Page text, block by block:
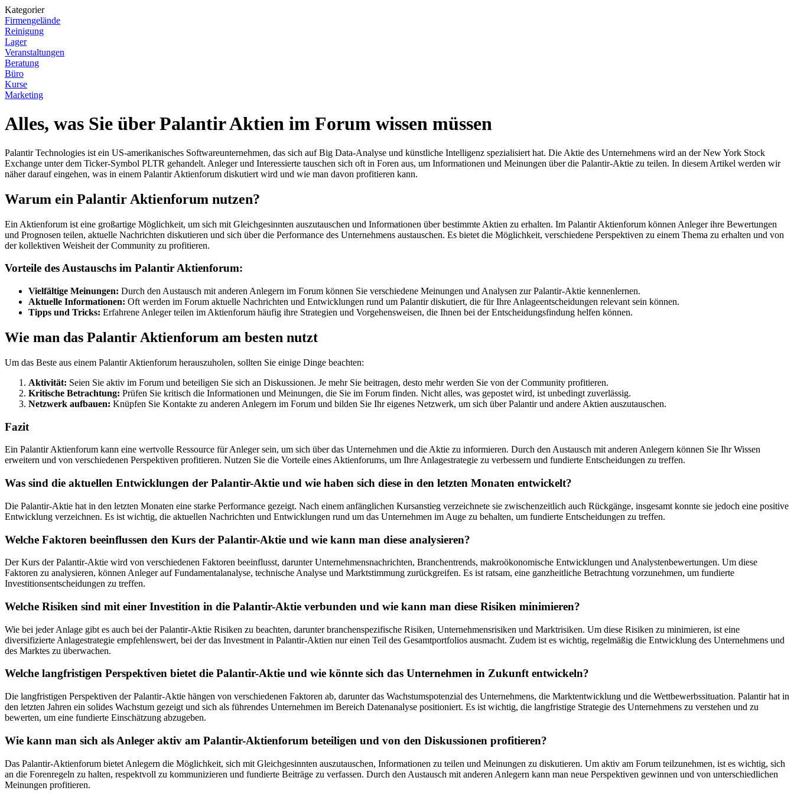
Kategorier
Firmengelände
Reinigung
Lager
Veranstaltungen
Beratung
Büro
Kurse
Marketing
Alles, was Sie über Palantir Aktien im Forum wissen müssen
Palantir Technologies ist ein US-amerikanisches Softwareunternehmen, das sich auf Big Data-Analyse und künstliche Intelligenz spezialisiert hat. Die Aktie des Unternehmens wird an der New York Stock
Exchange unter dem Ticker-Symbol PLTR gehandelt. Anleger und Interessierte tauschen sich oft in Foren aus, um Informationen und Meinungen über die Palantir-Aktie zu teilen. In diesem Artikel werden wir
näher darauf eingehen, was in einem Palantir Aktienforum diskutiert wird und wie man davon profitieren kann.
Warum ein Palantir Aktienforum nutzen?
Ein Aktienforum ist eine großartige Möglichkeit, um sich mit Gleichgesinnten auszutauschen und Informationen über bestimmte Aktien zu erhalten. Im Palantir Aktienforum können Anleger ihre Bewertungen
und Prognosen teilen, aktuelle Nachrichten diskutieren und sich über die Performance des Unternehmens austauschen. Es bietet die Möglichkeit, verschiedene Perspektiven zu einem Thema zu erhalten und von
der kollektiven Weisheit der Community zu profitieren.
Vorteile des Austauschs im Palantir Aktienforum:
Vielfältige Meinungen: Durch den Austausch mit anderen Anlegern im Forum können Sie verschiedene Meinungen und Analysen zur Palantir-Aktie kennenlernen.
Aktuelle Informationen: Oft werden im Forum aktuelle Nachrichten und Entwicklungen rund um Palantir diskutiert, die für Ihre Anlageentscheidungen relevant sein können.
Tipps und Tricks: Erfahrene Anleger teilen im Aktienforum häufig ihre Strategien und Vorgehensweisen, die Ihnen bei der Entscheidungsfindung helfen können.
Wie man das Palantir Aktienforum am besten nutzt
Um das Beste aus einem Palantir Aktienforum herauszuholen, sollten Sie einige Dinge beachten:
Aktivität: Seien Sie aktiv im Forum und beteiligen Sie sich an Diskussionen. Je mehr Sie beitragen, desto mehr werden Sie von der Community profitieren.
Kritische Betrachtung: Prüfen Sie kritisch die Informationen und Meinungen, die Sie im Forum finden. Nicht alles, was gepostet wird, ist unbedingt zuverlässig.
Netzwerk aufbauen: Knüpfen Sie Kontakte zu anderen Anlegern im Forum und bilden Sie Ihr eigenes Netzwerk, um sich über Palantir und andere Aktien auszutauschen.
Fazit
Ein Palantir Aktienforum kann eine wertvolle Ressource für Anleger sein, um sich über das Unternehmen und die Aktie zu informieren. Durch den Austausch mit anderen Anlegern können Sie Ihr Wissen
erweitern und von verschiedenen Perspektiven profitieren. Nutzen Sie die Vorteile eines Aktienforums, um Ihre Anlagestrategie zu verbessern und fundierte Entscheidungen zu treffen.
Was sind die aktuellen Entwicklungen der Palantir-Aktie und wie haben sich diese in den letzten Monaten entwickelt?
Die Palantir-Aktie hat in den letzten Monaten eine starke Performance gezeigt. Nach einem anfänglichen Kursanstieg verzeichnete sie zwischenzeitlich auch Rückgänge, insgesamt konnte sie jedoch eine positive
Entwicklung verzeichnen. Es ist wichtig, die aktuellen Nachrichten und Entwicklungen rund um das Unternehmen im Auge zu behalten, um fundierte Entscheidungen zu treffen.
Welche Faktoren beeinflussen den Kurs der Palantir-Aktie und wie kann man diese analysieren?
Der Kurs der Palantir-Aktie wird von verschiedenen Faktoren beeinflusst, darunter Unternehmensnachrichten, Branchentrends, makroökonomische Entwicklungen und Analystenbewertungen. Um diese
Faktoren zu analysieren, können Anleger auf Fundamentalanalyse, technische Analyse und Marktstimmung zurückgreifen. Es ist ratsam, eine ganzheitliche Betrachtung vorzunehmen, um fundierte
Investitionsentscheidungen zu treffen.
Welche Risiken sind mit einer Investition in die Palantir-Aktie verbunden und wie kann man diese Risiken minimieren?
Wie bei jeder Anlage gibt es auch bei der Palantir-Aktie Risiken zu beachten, darunter branchenspezifische Risiken, Unternehmensrisiken und Marktrisiken. Um diese Risiken zu minimieren, ist eine
diversifizierte Anlagestrategie empfehlenswert, bei der das Investment in Palantir-Aktien nur einen Teil des Gesamtportfolios ausmacht. Zudem ist es wichtig, regelmäßig die Entwicklung des Unternehmens und
des Marktes zu überwachen.
Welche langfristigen Perspektiven bietet die Palantir-Aktie und wie könnte sich das Unternehmen in Zukunft entwickeln?
Die langfristigen Perspektiven der Palantir-Aktie hängen von verschiedenen Faktoren ab, darunter das Wachstumspotenzial des Unternehmens, die Marktentwicklung und die Wettbewerbssituation. Palantir hat in
den letzten Jahren ein solides Wachstum gezeigt und sich als führendes Unternehmen im Bereich Datenanalyse positioniert. Es ist wichtig, die langfristige Strategie des Unternehmens zu verstehen und zu
bewerten, um eine fundierte Einschätzung abzugeben.
Wie kann man sich als Anleger aktiv am Palantir-Aktienforum beteiligen und von den Diskussionen profitieren?
Das Palantir-Aktienforum bietet Anlegern die Möglichkeit, sich mit Gleichgesinnten auszutauschen, Informationen zu teilen und Meinungen zu diskutieren. Um aktiv am Forum teilzunehmen, ist es wichtig, sich
an die Forenregeln zu halten, respektvoll zu kommunizieren und fundierte Beiträge zu verfassen. Durch den Austausch mit anderen Anlegern kann man neue Perspektiven gewinnen und von unterschiedlichen
Meinungen profitieren.